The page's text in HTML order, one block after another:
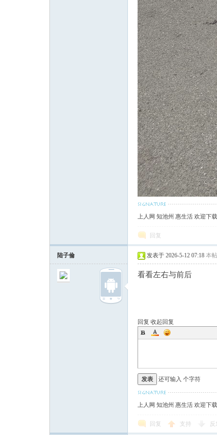
上人网 知池州 惠生活 欢迎下
回复
陆子倫 发表于 2026-5-12 07:18 本
看看左右与前后
回复 收起回复
发表 还可输入 个字符
上人网 知池州 惠生活 欢迎下
回复 支持